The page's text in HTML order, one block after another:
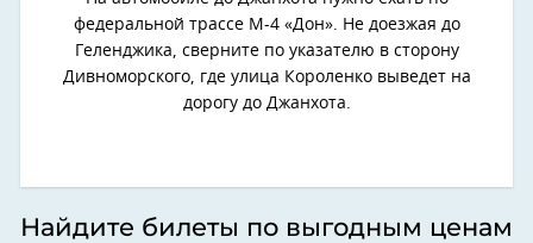
федеральной трассе М-4 «Дон». Не доезжая до
Геленджика, сверните по указателю в сторону
Дивноморского, где улица Короленко выведет на
дорогу до Джанхота.
Найдите билеты по выгодным ценам